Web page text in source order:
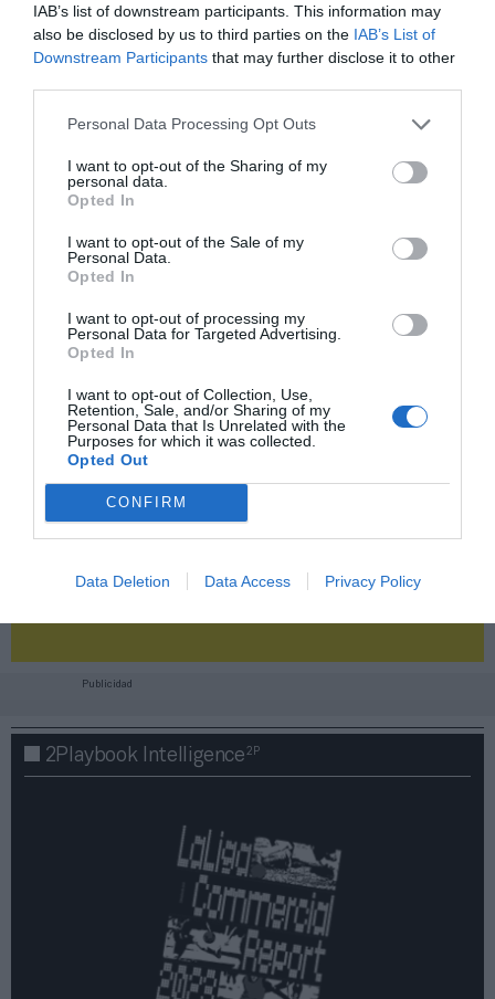
IAB’s list of downstream participants. This information may
also be disclosed by us to third parties on the IAB’s List of
Downstream Participants that may further disclose it to other
Personal Data Processing Opt Outs
I want to opt-out of the Sharing of my
personal data.
Opted In
I want to opt-out of the Sale of my
Personal Data.
Opted In
I want to opt-out of processing my
Personal Data for Targeted Advertising.
Opted In
I want to opt-out of Collection, Use,
Retention, Sale, and/or Sharing of my
Personal Data that Is Unrelated with the
Purposes for which it was collected.
Opted Out
CONFIRM
Data Deletion Data Access Privacy Policy
Fórmula 1
Liberty Media
¡Haz click aquí y accede sin límites a contenidos
Publicidad
2Playbook Intelligence2P